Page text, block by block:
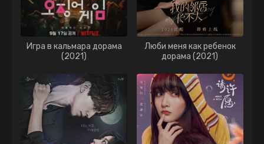
Игра в кальмара дорама
(2021)
Люби меня как ребенок
дорама (2021)